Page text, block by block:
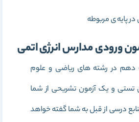
ورودی مدارس انرژی اتمی
دهم در رشته های ریاضی و علوم
تستی و یک آزمون تشریحی از شما
درسی از قبل به شما گفته خواهد